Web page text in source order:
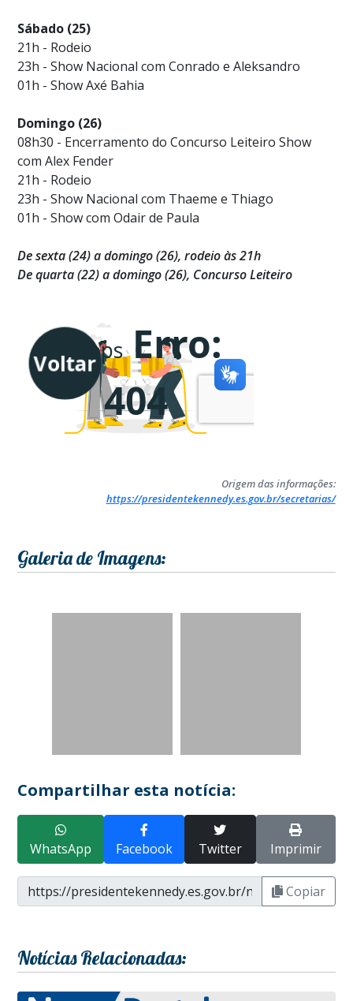
Sábado (25)
21h - Rodeio
23h - Show Nacional com Conrado e Aleksandro
01h - Show Axé Bahia
Domingo (26)
08h30 - Encerramento do Concurso Leiteiro Show
com Alex Fender
21h - Rodeio
23h - Show Nacional com Thaeme e Thiago
01h - Show com Odair de Paula
De sexta (24) a domingo (26), rodeio às 21h
De quarta (22) a domingo (26), Concurso Leiteiro
Origem das informações:
https://presidentekennedy.es.gov.br/secretarias/
Galeria de Imagens:
Compartilhar esta notícia:
WhatsApp Facebook Twitter Imprimir
Copiar
Notícias Relacionadas: